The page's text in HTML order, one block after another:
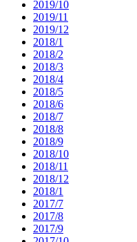
2019/10
2019/11
2019/12
2018/1
2018/2
2018/3
2018/4
2018/5
2018/6
2018/7
2018/8
2018/9
2018/10
2018/11
2018/12
2018/1
2017/7
2017/8
2017/9